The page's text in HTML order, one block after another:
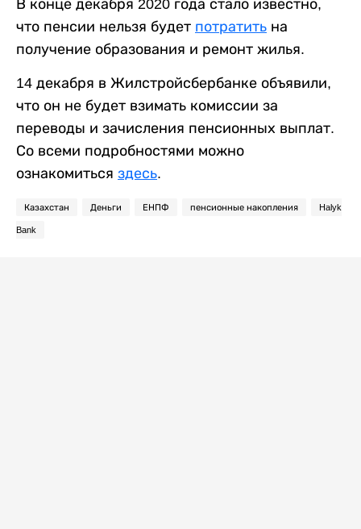
В конце декабря 2020 года стало известно,
что пенсии нельзя будет потратить на
получение образования и ремонт жилья.
14 декабря в Жилстройсбербанке объявили,
что он не будет взимать комиссии за
переводы и зачисления пенсионных выплат.
Со всеми подробностями можно
ознакомиться здесь.
Казахстан Деньги ЕНПФ пенсионные накопления Halyk
Bank